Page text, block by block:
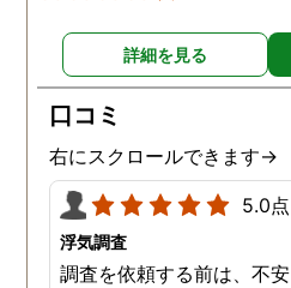
詳細を見る
口コミ
右にスクロールできます→
5.0点
浮気調査
調査を依頼する前は、不安